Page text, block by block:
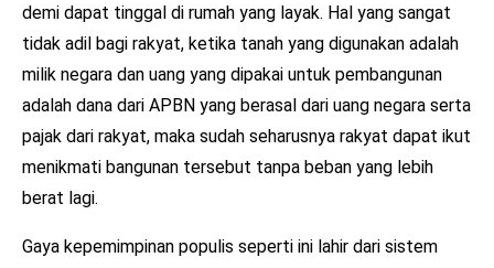
demi dapat tinggal di rumah yang layak. Hal yang sangat
tidak adil bagi rakyat, ketika tanah yang digunakan adalah
milik negara dan uang yang dipakai untuk pembangunan
adalah dana dari APBN yang berasal dari uang negara serta
pajak dari rakyat, maka sudah seharusnya rakyat dapat ikut
menikmati bangunan tersebut tanpa beban yang lebih
berat lagi.
Gaya kepemimpinan populis seperti ini lahir dari sistem